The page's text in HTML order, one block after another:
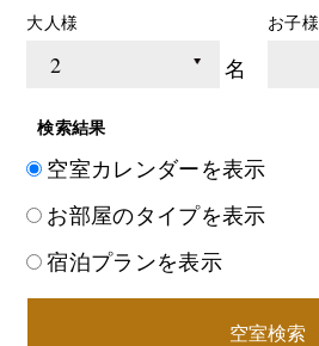
大人様
名
お子様
検索結果
空室カレンダーを表示
お部屋のタイプを表示
宿泊プランを表示
空室検索